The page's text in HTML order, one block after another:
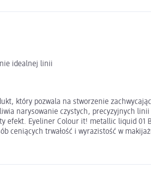
idealnej linii
który pozwala na stworzenie
narysowanie czystych, precyzyjnych
efekt. Eyeliner Colour it! metallic liquid
ceniących trwałość i wyrazistość w